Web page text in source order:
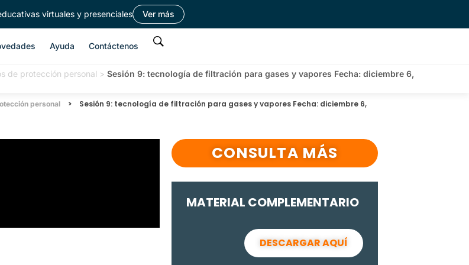
virtuales y presenciales Ver más
Ayuda Contáctenos
de protección personal > Sesión 9: tecnología de filtración para gases y vapores Fecha: diciembre 6,
personal >
Sesión 9: tecnología de filtración para gases y vapores Fecha: diciembre 6,
CONSULTA MÁS
MATERIAL COMPLEMENTARIO
DESCARGAR AQUÍ